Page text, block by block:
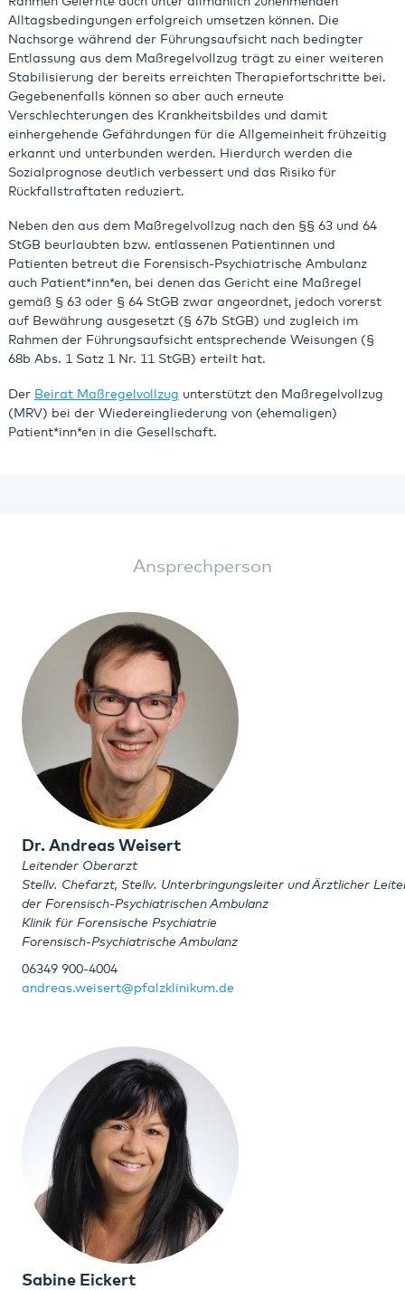
Alltagsbedingungen erfolgreich umsetzen können. Die
Nachsorge während der Führungsaufsicht nach bedingter
Entlassung aus dem Maßregelvollzug trägt zu einer weiteren
Stabilisierung der bereits erreichten Therapiefortschritte bei.
Gegebenenfalls können so aber auch erneute
Verschlechterungen des Krankheitsbildes und damit
einhergehende Gefährdungen für die Allgemeinheit frühzeitig
erkannt und unterbunden werden. Hierdurch werden die
Sozialprognose deutlich verbessert und das Risiko für
Rückfallstraftaten reduziert.
Neben den aus dem Maßregelvollzug nach den §§ 63 und 64
StGB beurlaubten bzw. entlassenen Patientinnen und
Patienten betreut die Forensisch-Psychiatrische Ambulanz
auch Patient*inn*en, bei denen das Gericht eine Maßregel
gemäß § 63 oder § 64 StGB zwar angeordnet, jedoch vorerst
auf Bewährung ausgesetzt (§ 67b StGB) und zugleich im
Rahmen der Führungsaufsicht entsprechende Weisungen (§
68b Abs. 1 Satz 1 Nr. 11 StGB) erteilt hat.
Der Beirat Maßregelvollzug unterstützt den Maßregelvollzug
(MRV) bei der Wiedereingliederung von (ehemaligen)
Patient*inn*en in die Gesellschaft.
Ansprechperson
Dr. Andreas Weisert
Leitender Oberarzt
Stellv. Chefarzt, Stellv. Unterbringungsleiter und Ärztlicher
der Forensisch-Psychiatrischen Ambulanz
Klinik für Forensische Psychiatrie
Forensisch-Psychiatrische Ambulanz
06349 900-4004
andreas.weisert@pfalzklinikum.de
Sabine Eickert